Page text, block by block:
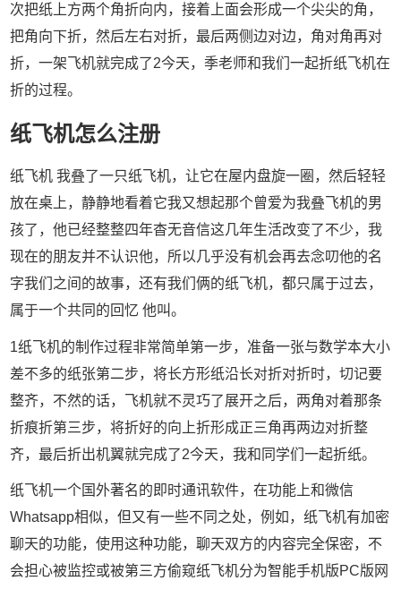
次把纸上方两个角折向内，接着上面会形成一个尖尖的角，
把角向下折，然后左右对折，最后两侧边对边，角对角再对
折，一架飞机就完成了2今天，季老师和我们一起折纸飞机在
折的过程。
纸飞机怎么注册
纸飞机 我叠了一只纸飞机，让它在屋内盘旋一圈，然后轻轻
放在桌上，静静地看着它我又想起那个曾爱为我叠飞机的男
孩了，他已经整整四年杳无音信这几年生活改变了不少，我
现在的朋友并不认识他，所以几乎没有机会再去念叨他的名
字我们之间的故事，还有我们俩的纸飞机，都只属于过去，
属于一个共同的回忆 他叫。
1纸飞机的制作过程非常简单第一步，准备一张与数学本大小
差不多的纸张第二步，将长方形纸沿长对折对折时，切记要
整齐，不然的话，飞机就不灵巧了展开之后，两角对着那条
折痕折第三步，将折好的向上折形成正三角再两边对折整
齐，最后折出机翼就完成了2今天，我和同学们一起折纸。
纸飞机一个国外著名的即时通讯软件，在功能上和微信
Whatsapp相似，但又有一些不同之处，例如，纸飞机有加密
聊天的功能，使用这种功能，聊天双方的内容完全保密，不
会担心被监控或被第三方偷窥纸飞机分为智能手机版PC版网